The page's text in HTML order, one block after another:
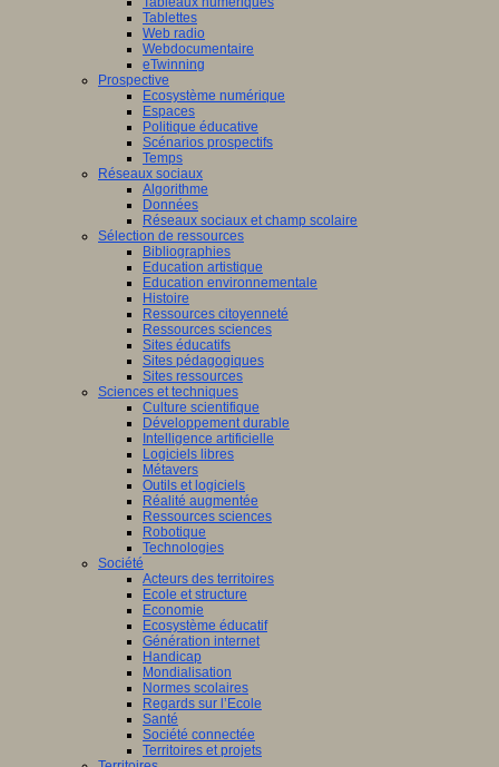
Tablettes
Web radio
Webdocumentaire
eTwinning
Prospective
Ecosystème numérique
Espaces
Politique éducative
Scénarios prospectifs
Temps
Réseaux sociaux
Algorithme
Données
Réseaux sociaux et champ scolaire
Sélection de ressources
Bibliographies
Education artistique
Education environnementale
Histoire
Ressources citoyenneté
Ressources sciences
Sites éducatifs
Sites pédagogiques
Sites ressources
Sciences et techniques
Culture scientifique
Développement durable
Intelligence artificielle
Logiciels libres
Métavers
Outils et logiciels
Réalité augmentée
Ressources sciences
Robotique
Technologies
Société
Acteurs des territoires
Ecole et structure
Economie
Ecosystème éducatif
Génération internet
Handicap
Mondialisation
Normes scolaires
Regards sur l’Ecole
Santé
Société connectée
Territoires et projets